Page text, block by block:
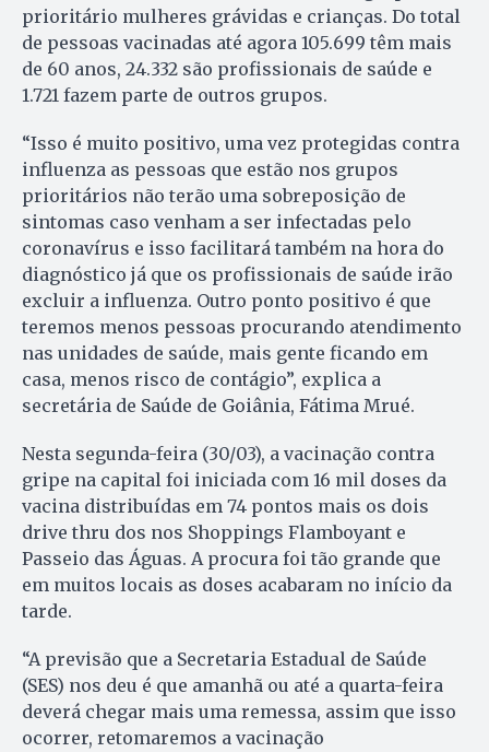
prioritário mulheres grávidas e crianças. Do total
de pessoas vacinadas até agora 105.699 têm mais
de 60 anos, 24.332 são profissionais de saúde e
1.721 fazem parte de outros grupos.
“Isso é muito positivo, uma vez protegidas contra
influenza as pessoas que estão nos grupos
prioritários não terão uma sobreposição de
sintomas caso venham a ser infectadas pelo
coronavírus e isso facilitará também na hora do
diagnóstico já que os profissionais de saúde irão
excluir a influenza. Outro ponto positivo é que
teremos menos pessoas procurando atendimento
nas unidades de saúde, mais gente ficando em
casa, menos risco de contágio”, explica a
secretária de Saúde de Goiânia, Fátima Mrué.
Nesta segunda-feira (30/03), a vacinação contra
gripe na capital foi iniciada com 16 mil doses da
vacina distribuídas em 74 pontos mais os dois
drive thru dos nos Shoppings Flamboyant e
Passeio das Águas. A procura foi tão grande que
em muitos locais as doses acabaram no início da
tarde.
“A previsão que a Secretaria Estadual de Saúde
(SES) nos deu é que amanhã ou até a quarta-feira
deverá chegar mais uma remessa, assim que isso
ocorrer, retomaremos a vacinação